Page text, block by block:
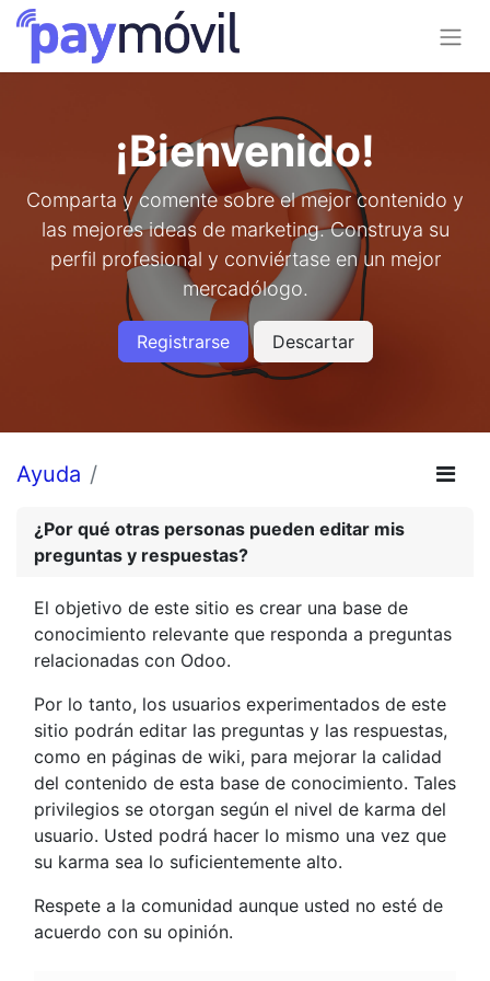
¡Bienvenido!
Comparta y comente sobre el mejor contenido y
las mejores ideas de marketing. Construya su
perfil profesional y conviértase en un mejor
mercadólogo.
Registrarse Descartar
Ayuda
¿Por qué otras personas pueden editar mis
preguntas y respuestas?
El objetivo de este sitio es crear una base de
conocimiento relevante que responda a preguntas
relacionadas con Odoo.
Por lo tanto, los usuarios experimentados de este
sitio podrán editar las preguntas y las respuestas,
como en páginas de wiki, para mejorar la calidad
del contenido de esta base de conocimiento. Tales
privilegios se otorgan según el nivel de karma del
usuario. Usted podrá hacer lo mismo una vez que
su karma sea lo suficientemente alto.
Respete a la comunidad aunque usted no esté de
acuerdo con su opinión.